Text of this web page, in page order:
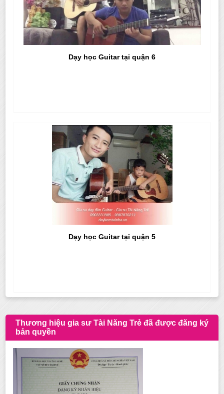
Dạy học Guitar tại quận 6
Dạy học Guitar tại quận 5
Thương hiệu gia sư Tài Năng Trẻ đã được đăng ký
bản quyền